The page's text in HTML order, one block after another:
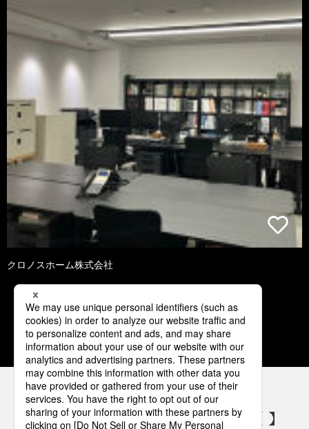
クロノスホーム株式会社
1 2 3 4 5
パナソニックの電気設備 SNSアカウント